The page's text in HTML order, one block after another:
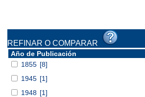
REFINAR O COMPARAR
Año de Publicación
1855 [8]
1945 [1]
1948 [1]